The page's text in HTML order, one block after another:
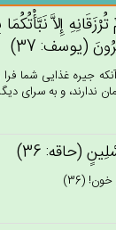
إِلاَّ
(يوسف: 37)
جيره غذايى شما فرا
ندارند، و به سراى
(حاقه: 36)
(36)